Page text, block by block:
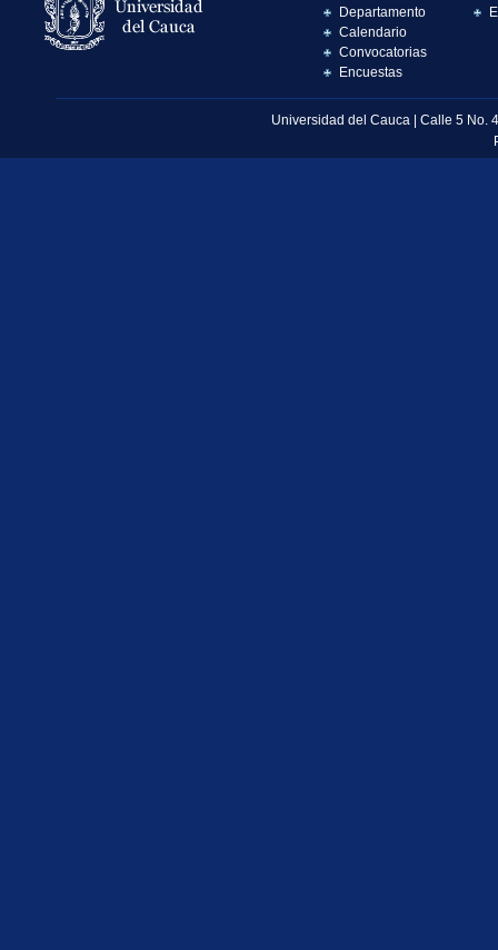
Departamento
Calendario
Convocatorias
Encuestas
Universidad del Cauca | Calle 5 No.